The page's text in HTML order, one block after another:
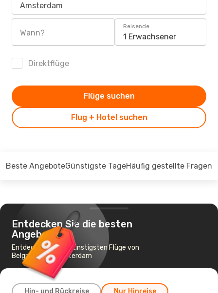
Amsterdam
Wann?
Reisende
1 Erwachsener
Direktflüge
Flug + Hotel suchen
Flüge suchen
Beste AngeboteGünstigste TageHäufig gestellte Fragen
Entdecken Sie die besten
Angebote
Entdecken Sie die günstigsten Flüge von
Belgrad nach Amsterdam
Hin- und Rückreise Nur Hinreise